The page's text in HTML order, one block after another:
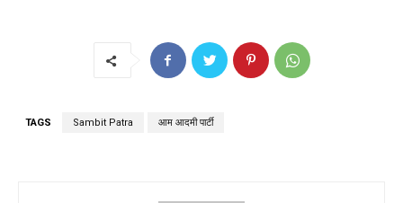
TAGS Sambit Patra आम आदमी पार्टी